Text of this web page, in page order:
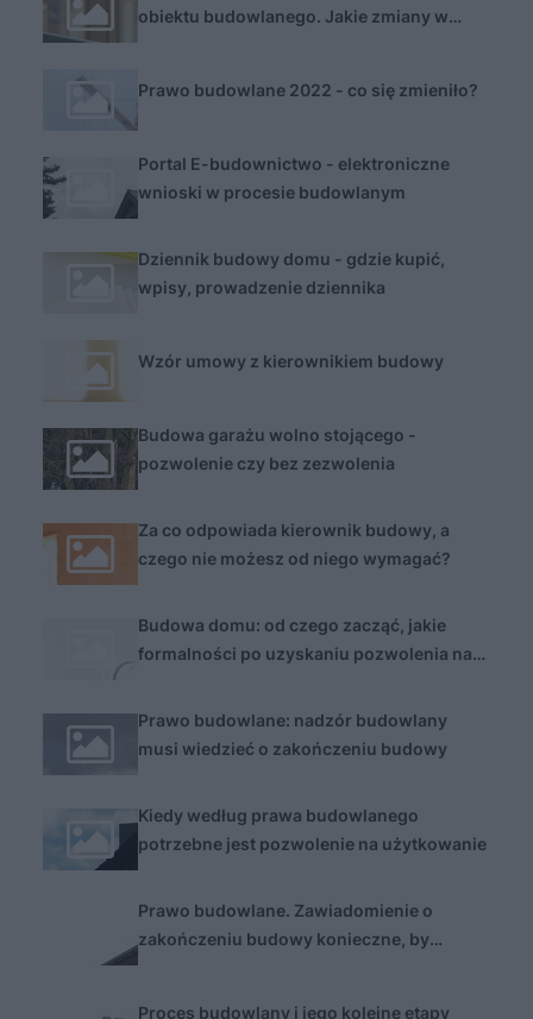
obiektu budowlanego. Jakie zmiany w
Prawo budowlane 2022 - co się zmieniło?
Portal E-budownictwo - elektroniczne
wnioski w procesie budowlanym
Dziennik budowy domu - gdzie kupić,
wpisy, prowadzenie dziennika
Wzór umowy z kierownikiem budowy
Budowa garażu wolno stojącego -
pozwolenie czy bez zezwolenia
Za co odpowiada kierownik budowy, a
czego nie możesz od niego wymagać?
Budowa domu: od czego zacząć, jakie
formalności po uzyskaniu pozwolenia na
Prawo budowlane: nadzór budowlany
musi wiedzieć o zakończeniu budowy
Kiedy według prawa budowlanego
potrzebne jest pozwolenie na użytkowanie
Prawo budowlane. Zawiadomienie o
zakończeniu budowy konieczne, by
Proces budowlany i jego kolejne etapy